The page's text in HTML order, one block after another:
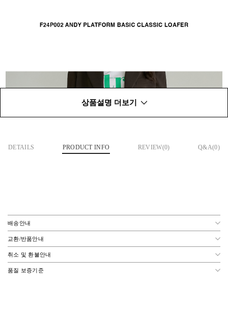
상품설명 더보기
DETAILS PRODUCT INFO REVIEW(0) Q&A(0)
배송안내
교환/반품안내
취소 및 환불안내
품질 보증기준